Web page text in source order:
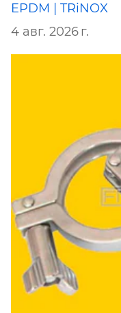
EPDM | TRiNOX
4 авг. 2026 г.